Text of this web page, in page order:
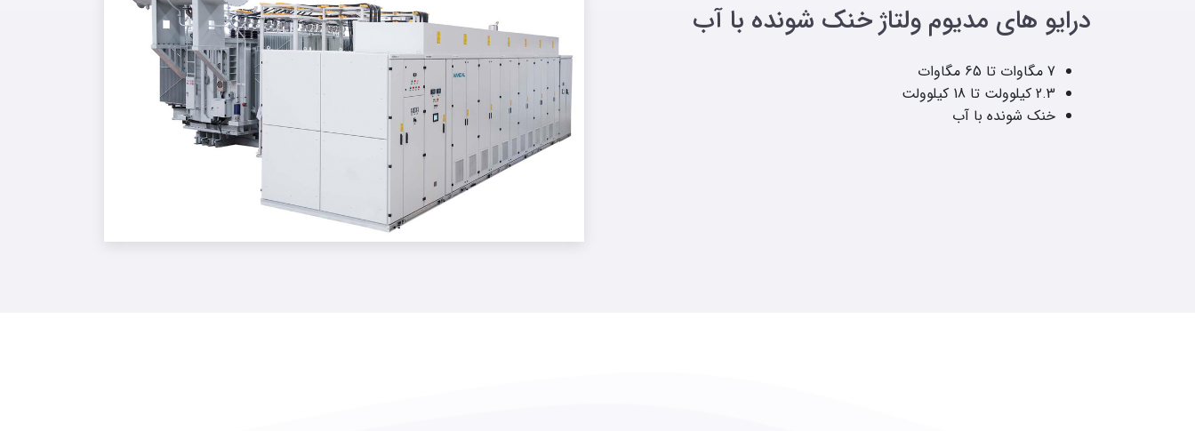
درایو های مدیوم ولتاژ خنک شونده با آب
7 مگاوات تا 65 مگاوات
2.3 کیلوولت تا 18 کیلوولت
خنک شونده با آب